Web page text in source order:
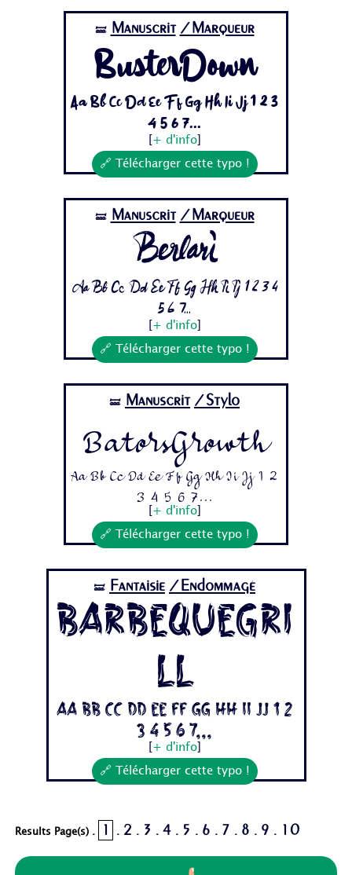
🝛 Manuscrit /Marqueur
BusterDown
Aa Bb Cc Dd Ee Ff Gg Hh Ii Jj 1 2 3
4 5 6 7...
+ d'info]
🔗 Télécharger cette typo !
🝛 Manuscrit /Marqueur
Berlari
Aa Bb Cc Dd Ee Ff Gg Hh Ii Jj 1 2 3 4
5 6 7...
+ d'info]
🔗 Télécharger cette typo !
🝛 Manuscrit /Stylo
BatorsGrowth
Aa Bb Cc Dd Ee Ff Gg Hh Ii Jj 1 2
3 4 5 6 7...
+ d'info]
🔗 Télécharger cette typo !
🝛 Fantaisie /Endommagé
BarbequeGri
ll
Aa Bb Cc Dd Ee Ff Gg Hh Ii Jj 1 2
3 4 5 6 7...
+ d'info]
🔗 Télécharger cette typo !
Results Page(s) . 1 . 2 . 3 . 4 . 5 . 6 . 7 . 8 . 9 . 10